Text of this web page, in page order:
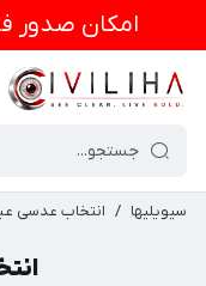
امكان صدور
سیویلیها / انتخاب عدسی